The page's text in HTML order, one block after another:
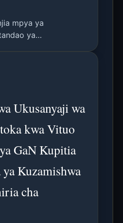
mpya ya
ya
wa ITO kwa
za kizazi
Ukusanyaji wa
kwa Vituo
GaN Kupitia
Kuzamishwa
cha